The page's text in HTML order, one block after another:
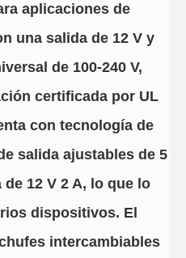
aplicaciones de
una salida de 12 V y
de 100-240 V,
certificada por UL
con tecnología de
salida ajustables de 5
de 12 V 2 A, lo que lo
dispositivos. El
intercambiables